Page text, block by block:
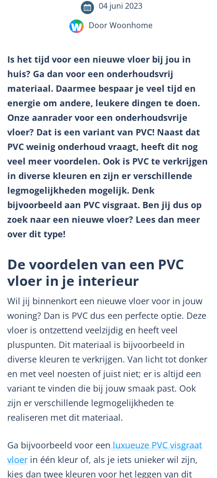
04 juni 2023
Door Woonhome
Is het tijd voor een nieuwe vloer bij jou in
huis? Ga dan voor een onderhoudsvrij
materiaal. Daarmee bespaar je veel tijd en
energie om andere, leukere dingen te doen.
Onze aanrader voor een onderhoudsvrije
vloer? Dat is een variant van PVC! Naast dat
PVC weinig onderhoud vraagt, heeft dit nog
veel meer voordelen. Ook is PVC te verkrijgen
in diverse kleuren en zijn er verschillende
legmogelijkheden mogelijk. Denk
bijvoorbeeld aan PVC visgraat. Ben jij dus op
zoek naar een nieuwe vloer? Lees dan meer
over dit type!
De voordelen van een PVC
vloer in je interieur
Wil jij binnenkort een nieuwe vloer voor in jouw
woning? Dan is PVC dus een perfecte optie. Deze
vloer is ontzettend veelzijdig en heeft veel
pluspunten. Dit materiaal is bijvoorbeeld in
diverse kleuren te verkrijgen. Van licht tot donker
en met veel noesten of juist niet; er is altijd een
variant te vinden die bij jouw smaak past. Ook
zijn er verschillende legmogelijkheden te
realiseren met dit materiaal.
Ga bijvoorbeeld voor eenluxueuze PVC visgraat
vloer in één kleur of, als je iets unieker wil zijn,
kies dan twee kleuren voor het leggen van dit